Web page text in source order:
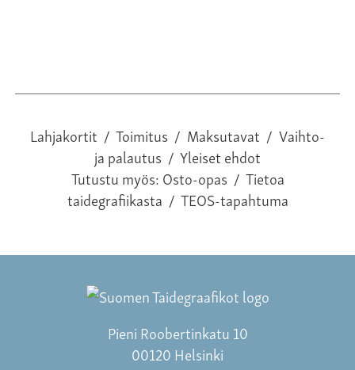
Lahjakortit / Toimitus / Maksutavat / Vaihto-
ja palautus / Yleiset ehdot
Tutustu myös:Osto-opas / Tietoa
taidegrafiikasta / TEOS-tapahtuma
Pieni Roobertinkatu 10
00120 Helsinki